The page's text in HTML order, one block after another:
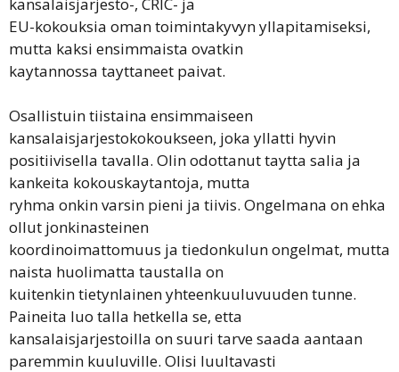
EU-kokouksia oman toimintakyvyn yllapitamiseksi,
mutta kaksi ensimmaista ovatkin
kaytannossa tayttaneet paivat.
Osallistuin tiistaina ensimmaiseen
kansalaisjarjestokokoukseen, joka yllatti hyvin
positiivisella tavalla. Olin odottanut taytta salia ja
kankeita kokouskaytantoja, mutta
ryhma onkin varsin pieni ja tiivis. Ongelmana on ehka
ollut jonkinasteinen
koordinoimattomuus ja tiedonkulun ongelmat, mutta
naista huolimatta taustalla on
kuitenkin tietynlainen yhteenkuuluvuuden tunne.
Paineita luo talla hetkella se, etta
kansalaisjarjestoilla on suuri tarve saada aantaan
paremmin kuuluville. Olisi luultavasti